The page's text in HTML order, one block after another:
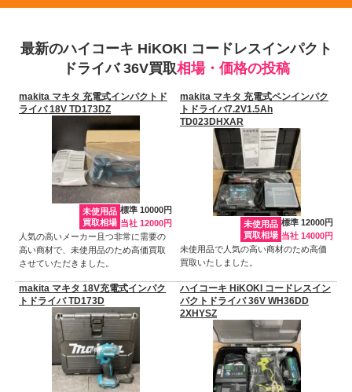
最新のハイコーキ HiKOKI コードレスインパクト
ドライバ 36V買取相場・価格の投稿
makita マキタ 充電式インパクトド
ライバ 18V TD173DZ
未使用品
買取相場
標準 10000円
当社 12000円
人気の高いメーカー且つ非常に需要の
高い商材で、未使用品のため高価買取
させていただきました。
makita マキタ 充電式ペンインパク
トドライバ7.2V1.5Ah
TD023DHXAR
未使用品
買取相場
標準 12000円
当社 14000円
未使用品で人気の高い商材のため高価
買取いたしました。
makita マキタ 18V充電式インパク
トドライバ TD173D
ハイコーキ HiKOKI コードレスイン
パクトドライバ 36V WH36DD
2XHYSZ